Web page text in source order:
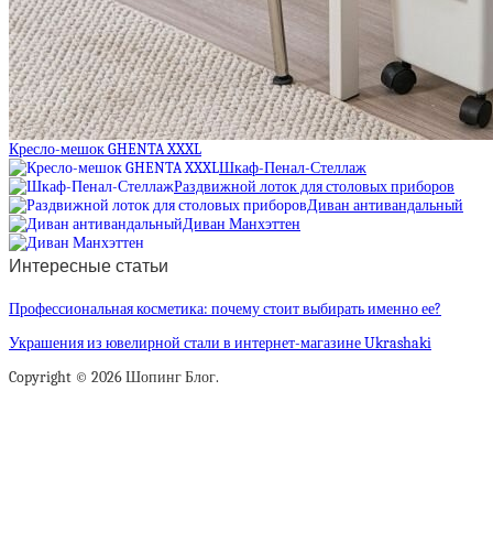
Кресло-мешок GHENTA XXXL
Шкаф-Пенал-Стеллаж
Раздвижной лоток для столовых приборов
Диван антивандальный
Диван Манхэттен
Интересные статьи
Профессиональная косметика: почему стоит выбирать именно ее?
Украшения из ювелирной стали в интернет-магазине Ukrashaki
Copyright © 2026 Шопинг Блог.